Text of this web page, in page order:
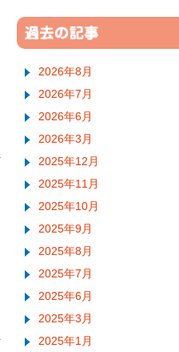
2026年8月
2026年7月
2026年6月
2026年3月
2025年12月
2025年11月
2025年10月
2025年9月
2025年8月
2025年7月
2025年6月
2025年3月
2025年1月